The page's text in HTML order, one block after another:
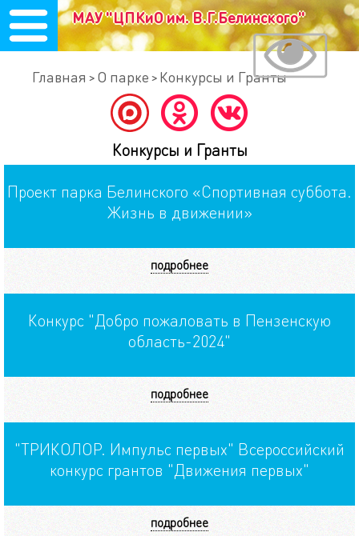
МАУ "ЦПКиО им. В.Г.Белинского"
Главная О парке Конкурсы и Гранты
Конкурсы и Гранты
Проект парка Белинского «Спортивная суббота.
Жизнь в движении»
подробнее
Конкурс "Добро пожаловать в Пензенскую
область-2024"
подробнее
"ТРИКОЛОР. Импульс первых" Всероссийский
конкурс грантов "Движения первых"
подробнее